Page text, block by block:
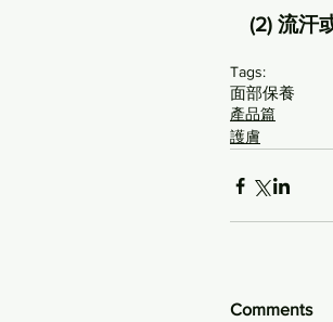
(2) 流汗
Tags:
面部保養
產品篇
護膚
Comments